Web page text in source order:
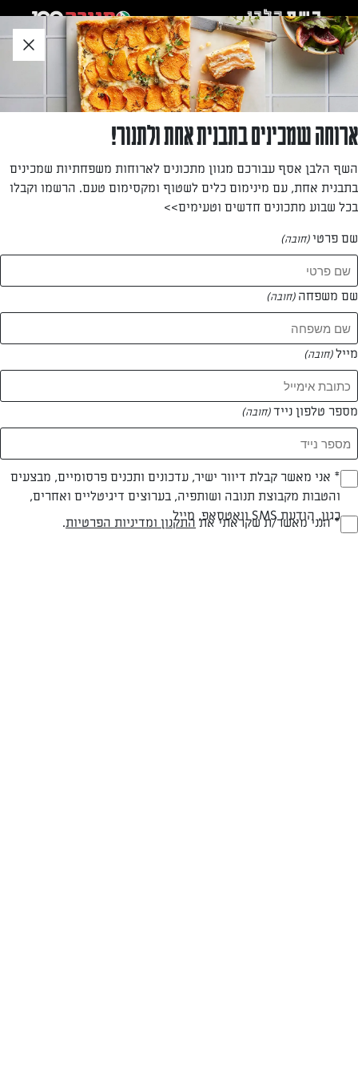
לאזור
תוכן
תחתון
לירית פורמן
—
המתכונים של לירית פורמן
1 מתכונים
ארוחה שמכינים בתבנית אחת ולתנור!
השף הלבן אסף עבורכם מגוון מתכונים לארוחות משפחתיות שמכינים
בתבנית אחת, עם מינימום כלים לשטוף ומקסימום טעם. הרשמו וקבלו
בכל שבוע מתכונים חדשים וטעימים>>
שם פרטי(חובה)
שם משפחה (חובה)
מייל(חובה)
מספר טלפון נייד(חובה)
(חובה)* אני מאשר קבלת דיוור ישיר, עדכונים ותכנים פרסומיים, מבצעים
והטבות מקבוצת תנובה ושותפיה, בערוצים דיגיטליים ואחרים,
כגון, הודעת SMS וואטסאפ, מייל(חובה)* הנני מאשר/ת שקראתי את התקנון ומדיניות הפרטיות.